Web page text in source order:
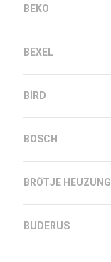
BEKO
BEXEL
BIRD
BOSCH
BRÖTJE HEUZUNG
BUDERUS